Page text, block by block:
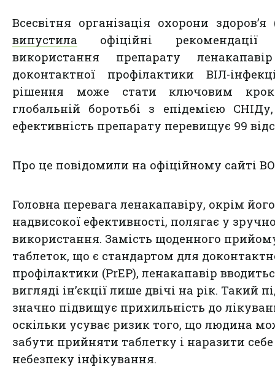
Всесвітня організація охорони здоров’я
випустила офіційні рекомендації
використання препарату
доконтактної профілактики ВІЛ-
рішення може стати ключовим
глобальній боротьбі з епідемією
ефективність препарату перевищує 99
Про це повідомили на офіційному сайті
Головна перевага ленакапавіру, окрім його
надвисокої ефективності, полягає у
використання. Замість щоденного
таблеток, що є стандартом для
профілактики (PrEP), ленакапавір
вигляді ін’єкції лише двічі на рік. Такий
значно підвищує прихильність до
оскільки усуває ризик того, що людина
забути прийняти таблетку і наразити
небезпеку інфікування.